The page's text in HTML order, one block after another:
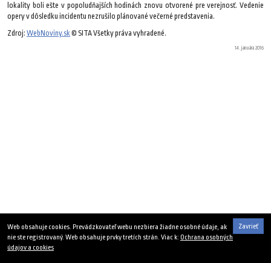
lokality boli ešte v popoludňajších hodinách znovu otvorené pre verejnosť. Vedenie
opery v dôsledku incidentu nezrušilo plánované večerné predstavenia.
Zdroj: WebNoviny.sk © SITA Všetky práva vyhradené.
14. januára 2016
Zavrieť
Web obsahuje cookies. Prevádzkovateľ webu nezbiera žiadne osobné údaje, ak
nie ste registrovaný. Web obsahuje prvky tretích strán. Viac k: Ochrana osobných
údajov a cookies